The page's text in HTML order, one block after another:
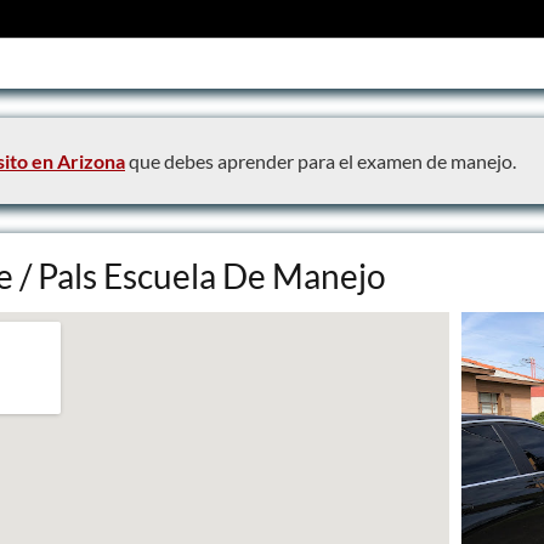
clases
internacionales
en Arizonaque debes aprender para el examen de manejo.
Pals Escuela De Manejo